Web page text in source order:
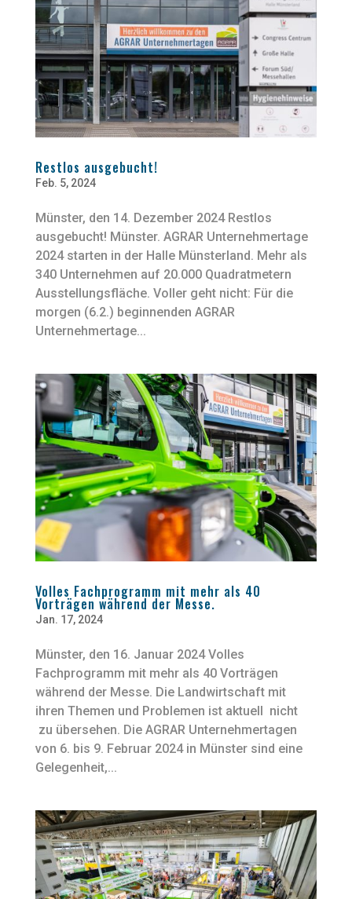
Restlos ausgebucht!
Feb. 5, 2024
Münster, den 14. Dezember 2024 Restlos
ausgebucht! Münster. AGRAR Unternehmertage
2024 starten in der Halle Münsterland. Mehr als
340 Unternehmen auf 20.000 Quadratmetern
Ausstellungsfläche. Voller geht nicht: Für die
morgen (6.2.) beginnenden AGRAR
Unternehmertage...
Volles Fachprogramm mit mehr als 40
Vorträgen während der Messe.
Jan. 17, 2024
Münster, den 16. Januar 2024 Volles
Fachprogramm mit mehr als 40 Vorträgen
während der Messe. Die Landwirtschaft mit
ihren Themen und Problemen ist aktuell nicht
zu übersehen. Die AGRAR Unternehmertagen
von 6. bis 9. Februar 2024 in Münster sind eine
Gelegenheit,...